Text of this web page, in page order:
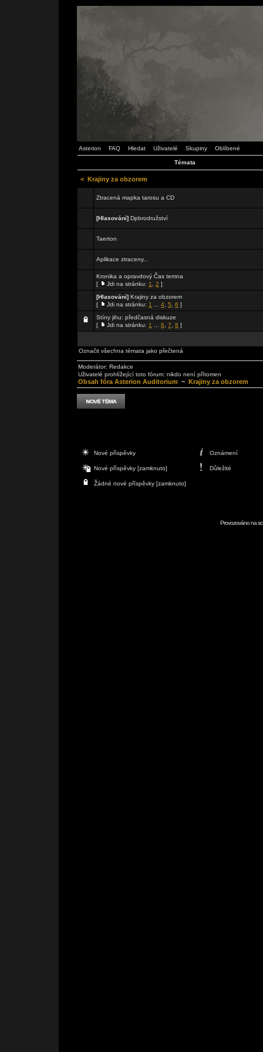
Asterion FAQ Hledat Uživatelé Skupiny Oblíbené
Témata
< Krajiny za obzorem
Ztracená mapka tarosu a CD
[Hlasování] Dpbrodružství
Taerton
Aplikace ztraceny...
Kronika a opravdový Čas temna
[
Jdi na stránku: 1 2 ]
[Hlasování] Krajiny za obzorem
[
Jdi na stránku: 1 4 5 6 ]
Stíny jihu: předčasná diskuze
[
Jdi na stránku: 1 6 7 8 ]
Označit všechna témata jako přečtená
Moderátor: Redakce
Uživatelé prohlížející toto fórum: nikdo není přítomen
Obsah fóra Asterion Auditorium ~ Krajiny za obzorem
Nové příspěvky Oznámení
Nové příspěvky [zamknuto] Důležité
Žádné nové příspěvky [zamknuto]
Provozováno na